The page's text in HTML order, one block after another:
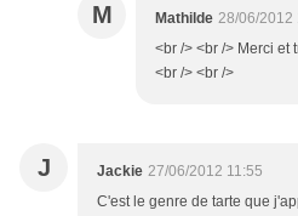
M Mathilde 28/06/2012
<br /> <br /> Merci et
<br /> <br />
J Jackie 27/06/2012 11:55
C'est le genre de tarte que